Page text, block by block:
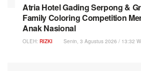
Atria Hotel Gading Serpong &
Family Coloring Competition
Anak Nasional
OLEH: RIZKI Senin, 3 Agustus 2026 / 13:32